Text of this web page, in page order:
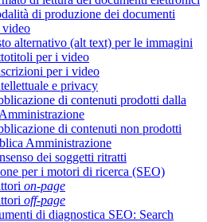
di produzione dei documenti
video
alternativo (alt text) per le immagini
per i video
per i video
e privacy
di contenuti prodotti dalla
di contenuti non prodotti
Amministrazione
dei soggetti ritratti
per i motori di ricerca (SEO)
on-page
off-page
di diagnostica SEO: Search